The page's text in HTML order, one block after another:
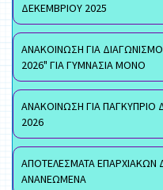
ΔΕΚΕΜΒΡΙΟΥ 2025
ΑΝΑΚΟΙΝΩΣΗ ΓΙΑ
2026" ΓΙΑ ΓΥΜΝΑΣΙΑ ΜΟΝΟ
ΑΝΑΚΟΙΝΩΣΗ ΓΙΑ
2026
ΑΠΟΤΕΛΕΣΜΑΤΑ ΕΠΑΡΧΙΑΚΩΝ
ΑΝΑΝΕΩΜΕΝΑ